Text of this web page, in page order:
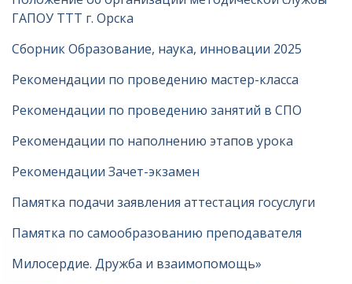
ГАПОУ ТТТ г. Орска
Сборник Образование, наука, инновации 2025
Рекомендации по проведению мастер-класса
Рекомендации по проведению занятий в СПО
Рекомендации по наполнению этапов урока
Рекомендации Зачет-экзамен
Памятка подачи заявления аттестация госуслуги
Памятка по самообразованию преподавателя
Милосердие. Дружба и взаимопомощь»